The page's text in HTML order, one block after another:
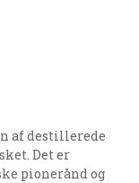
af destillerede
Det er
pionerånd og